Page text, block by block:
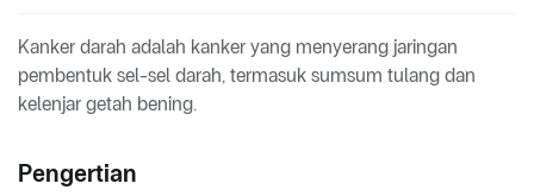
Kanker darah adalah kanker yang menyerang jaringan
pembentuk sel-sel darah, termasuk sumsum tulang dan
kelenjar getah bening.
Pengertian